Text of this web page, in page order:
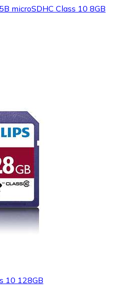
microSDHC Class 10 8GB
10 128GB